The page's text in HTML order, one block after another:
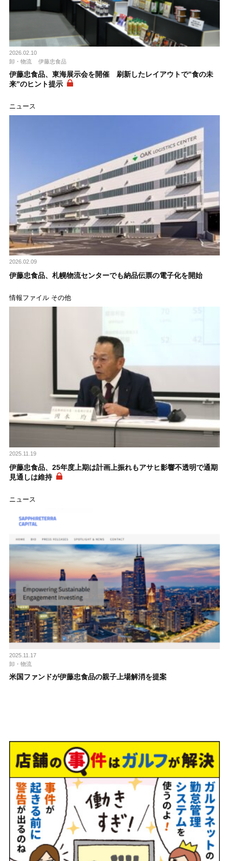
2026.02.10
卸・物流
伊藤忠食品
伊藤忠食品、東海展示会を開催 刷新したレイアウトで”食の未
来”のヒント提示
ニュース
2026.02.09
伊藤忠食品、札幌物流センターでも納品伝票の電子化を開始
情報ファイル その他
2025.11.19
伊藤忠食品、25年度上期は計画上振れもアサヒ影響不透明で通期
見通しは維持
ニュース
2025.11.17
卸・物流
米国ファンドが伊藤忠食品の親子上場解消を提案